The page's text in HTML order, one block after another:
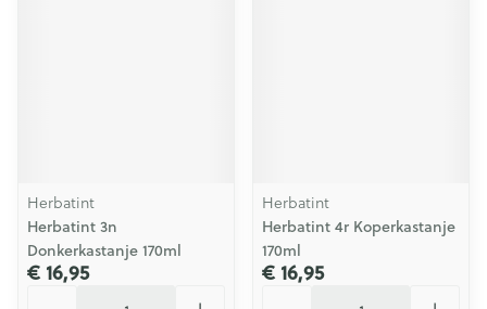
Herbatint
Herbatint 3n
Donkerkastanje 170ml
€ 16,95
Herbatint
Herbatint 4r Koperkastanje
170ml
€ 16,95